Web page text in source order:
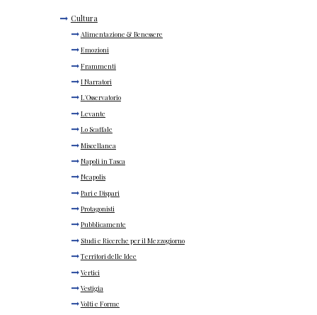
Cultura
Alimentazione & Benessere
Emozioni
Frammenti
I Narratori
L'Osservatorio
Levante
Lo Scaffale
Miscellanea
Napoli in Tasca
Neapolis
Pari e Dispari
Protagonisti
Pubblicamente
Studi e Ricerche per il Mezzogiorno
Territori delle Idee
Vertici
Vestigia
Volti e Forme